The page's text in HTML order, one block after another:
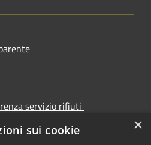
servizio rifiuti
×
sui cookie